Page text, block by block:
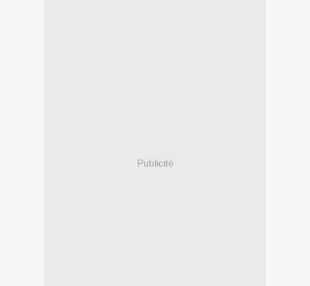
Publicité